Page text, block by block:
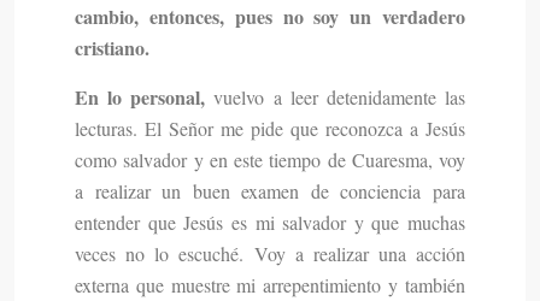
cambio, entonces, pues no soy un verdadero
cristiano.
En lo personal,vuelvo a leer detenidamente las
lecturas. El Señor me pide que reconozca a Jesús
como salvador y en este tiempo de Cuaresma, voy
a realizar un buen examen de conciencia para
entender que Jesús es mi salvador y que muchas
veces no lo escuché. Voy a realizar una acción
externa que muestre mi arrepentimiento y también